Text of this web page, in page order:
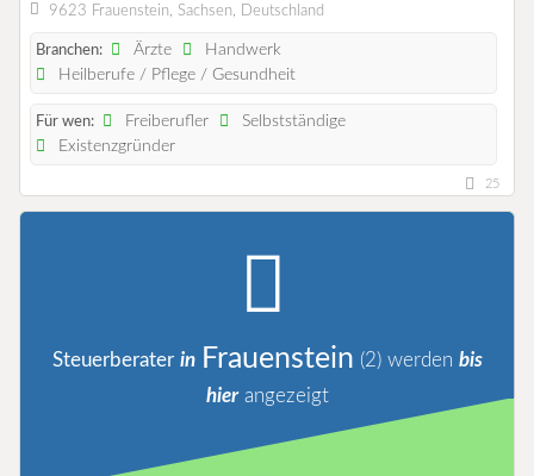
9623 Frauenstein, Sachsen, Deutschland
Branchen: Ärzte
Handwerk
Heilberufe / Pflege / Gesundheit
Für wen: Freiberufler
Selbstständige
Existenzgründer
25
Steuerberater in Frauenstein (2)werden bis
hierangezeigt